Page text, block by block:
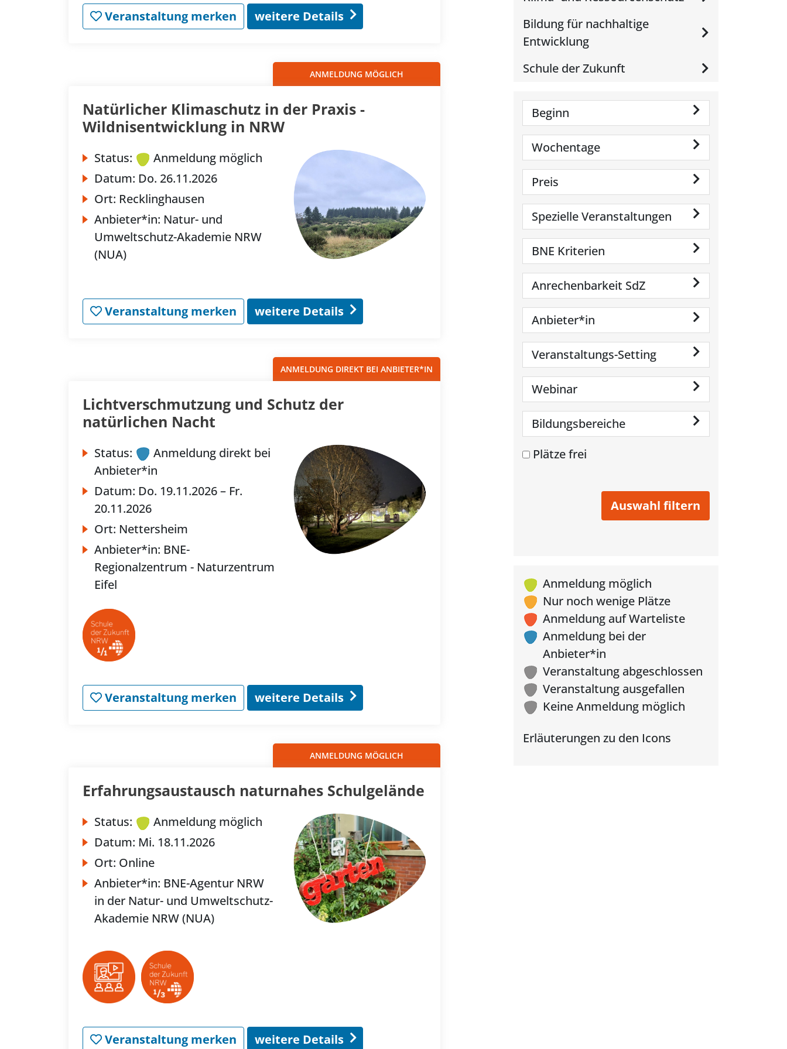
Veranstaltung merken weitere Details
ANMELDUNG MÖGLICH
Natürlicher Klimaschutz in der Praxis -
Wildnisentwicklung in NRW
Status:
Anmeldung möglich
Datum: Do. 26.11.2026
Ort: Recklinghausen
Anbieter*in: Natur- und
Umweltschutz-Akademie NRW
(NUA)
Veranstaltung merken weitere Details
ANMELDUNG DIREKT BEI ANBIETER*IN
Lichtverschmutzung und Schutz der
natürlichen Nacht
Status:
Anmeldung direkt bei
Anbieter*in
Datum: Do. 19.11.2026 – Fr.
20.11.2026
Ort: Nettersheim
Anbieter*in: BNE-
Regionalzentrum - Naturzentrum
Eifel
Veranstaltung merken weitere Details
ANMELDUNG MÖGLICH
Erfahrungsaustausch naturnahes Schulgelände
Status:
Anmeldung möglich
Datum: Mi. 18.11.2026
Ort: Online
Anbieter*in: BNE-Agentur NRW
in der Natur- und Umweltschutz-
Akademie NRW (NUA)
Veranstaltung merken weitere Details
Bildung für nachhaltige
Entwicklung
Schule der Zukunft
Beginn
Wochentage
Preis
Spezielle Veranstaltungen
BNE Kriterien
Anrechenbarkeit SdZ
Anbieter*in
Veranstaltungs-Setting
Webinar
Bildungsbereiche
Plätze frei
Anmeldung möglich
Nur noch wenige Plätze
Anmeldung auf Warteliste
Anmeldung bei der
Anbieter*in
Veranstaltung abgeschlossen
Veranstaltung ausgefallen
Keine Anmeldung möglich
Erläuterungen zu den Icons